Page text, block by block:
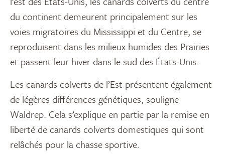
du continent demeurent principalement sur les
voies migratoires du Mississippi et du Centre, se
reproduisent dans les milieux humides des Prairies
et passent leur hiver dans le sud des États-Unis.
Les canards colverts de l’Est présentent également
de légères différences génétiques, souligne
Waldrep. Cela s’explique en partie par la remise en
liberté de canards colverts domestiques qui sont
relâchés pour la chasse sportive.